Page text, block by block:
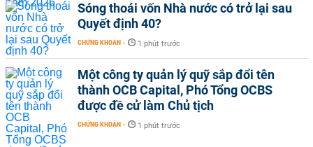
Sóng thoái vốn Nhà nước có trở lại sau
Quyết định 40?
CHỨNG KHOÁN - 1 phút trước
Một công ty quản lý quỹ sắp đổi tên
thành OCB Capital, Phó Tổng OCBS
được đề cử làm Chủ tịch
CHỨNG KHOÁN - 1 phút trước